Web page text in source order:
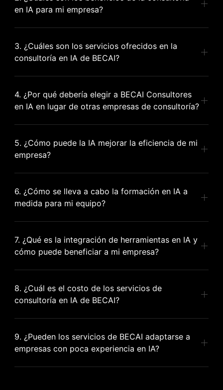
en IA para mi empresa?
3. ¿Cuáles son los servicios ofrecidos en la
consultoría en IA de BECAI?
4. ¿Por qué debería elegir a BECAI Consultores
en IA en lugar de otras empresas de consultoría?
5. ¿Cómo puede la IA mejorar la eficiencia de mi
empresa?
6. ¿Cómo se lleva a cabo la formación en IA a
medida para mi equipo?
7. ¿Qué es la integración de herramientas en IA y
cómo puede beneficiar a mi empresa?
8. ¿Cuál es el costo de los servicios de
consultoría en IA de BECAI?
9. ¿Pueden los servicios de BECAI adaptarse a
empresas con poca experiencia en IA?